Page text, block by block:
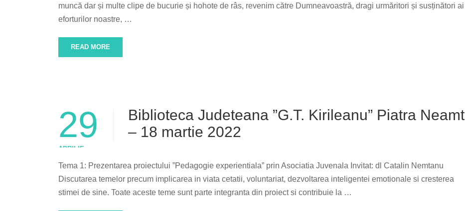
muncă dar și multe clipe de bucurie și hohote de râs, revenim către Dumneavoastră, dragi urmăritori și susținători ai
eforturilor noastre, …
READ MORE
29
APRILIE
Biblioteca Judeteana ”G.T. Kirileanu” Piatra Neamt
– 18 martie 2022
Tema 1: Prezentarea proiectului ”Pedagogie experientiala” prin Asociatia Juvenala Invitat: dl Catalin Nemtanu
Discutarea temelor precum implicarea in viata cetatii, voluntariat, dezvoltarea inteligentei emotionale si cresterea
stimei de sine. Toate aceste teme sunt parte integranta din proiect si contribuie la …